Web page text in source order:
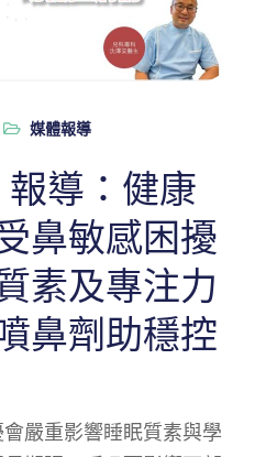
媒體報導
導：健康
鼻敏感困擾
素及專注力
鼻劑助穩控
嚴重影響睡眠質素與學